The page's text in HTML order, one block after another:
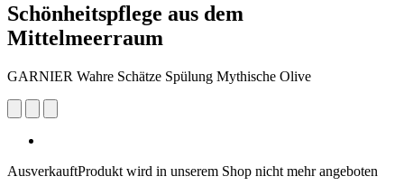
Schönheitspflege aus dem
Mittelmeerraum
GARNIER Wahre Schätze Spülung Mythische Olive
AusverkauftProdukt wird in unserem Shop nicht mehr angeboten